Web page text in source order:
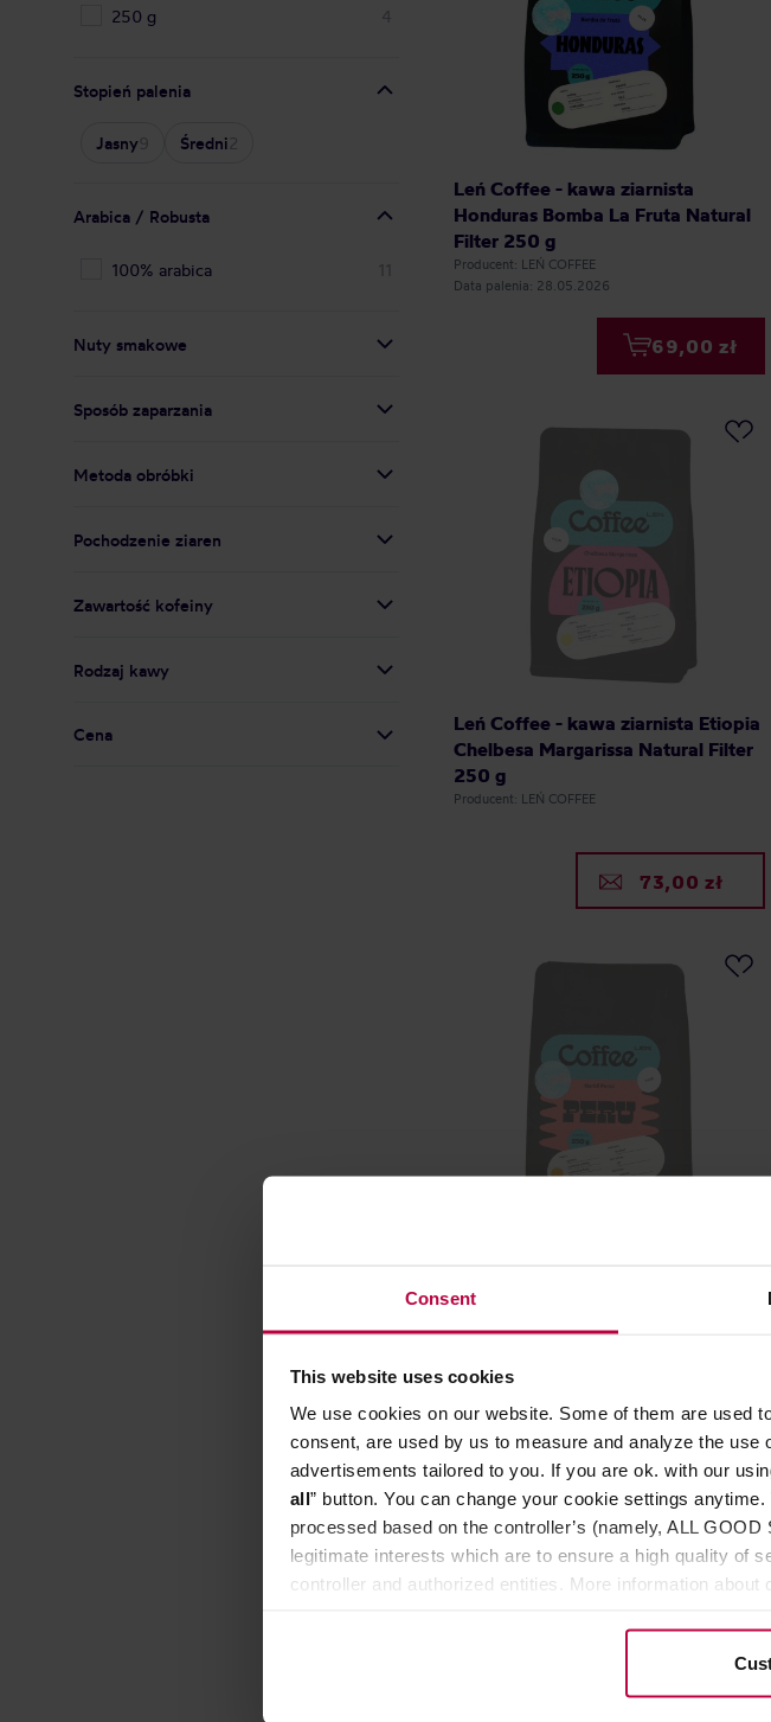
Consent
This website uses cookies
We use cookies on our website. Some of them are used
consent, are used by us to measure and analyze the
advertisements tailored to you. If you are ok. with our
all” button. You can change your cookie settings
processed based on the controller’s (namely, ALL
legitimate interests which are to ensure a high quality of
controller and authorized entities. More information
250 g 4
Stopień palenia
Jasny Średni2
Arabica / Robusta
100% arabica
Nuty smakowe
Sposób zaparzania
Metoda obróbki
Pochodzenie ziaren
Zawartość kofeiny
Rodzaj kawy
Cena
Leń Coffee - kawa ziarnista
Honduras Bomba La Fruta Natural
Filter 250 g
Producent: LEŃ COFFEE
Data palenia: 28.05.2026
69,00 zł
Leń Coffee - kawa ziarnista Etiopia
Chelbesa Margarissa Natural Filter
250 g
Producent: LEŃ COFFEE
73,00 zł
Producent: LEŃ COFFEE
79,00 zł